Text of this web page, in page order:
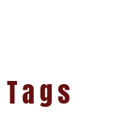
Tags